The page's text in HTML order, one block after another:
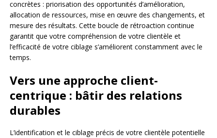
concrètes : priorisation des opportunités d’amélioration,
allocation de ressources, mise en œuvre des changements, et
mesure des résultats. Cette boucle de rétroaction continue
garantit que votre compréhension de votre clientèle et
l’efficacité de votre ciblage s’améliorent constamment avec le
temps.
Vers une approche client-
centrique : bâtir des relations
durables
L’identification et le ciblage précis de votre clientèle potentielle